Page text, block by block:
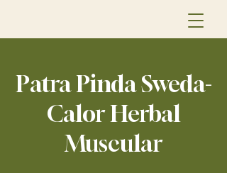
Patra Pinda Sweda-
Calor Herbal
Muscular